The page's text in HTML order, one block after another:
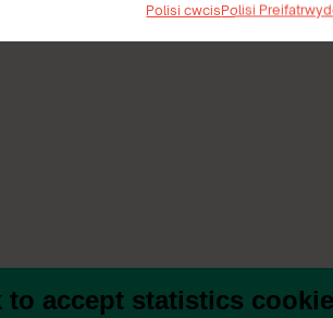
Polisi cwcisPolisi
to accept statistics